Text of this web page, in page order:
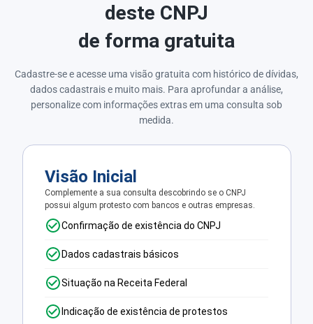
deste CNPJ
de forma gratuita
Cadastre-se e acesse uma visão gratuita com histórico de dívidas,
dados cadastrais e muito mais. Para aprofundar a análise,
personalize com informações extras em uma consulta sob
medida.
Visão Inicial
Complemente a sua consulta descobrindo se o CNPJ
possui algum protesto com bancos e outras empresas.
Confirmação de existência do CNPJ
Dados cadastrais básicos
Situação na Receita Federal
Indicação de existência de protestos